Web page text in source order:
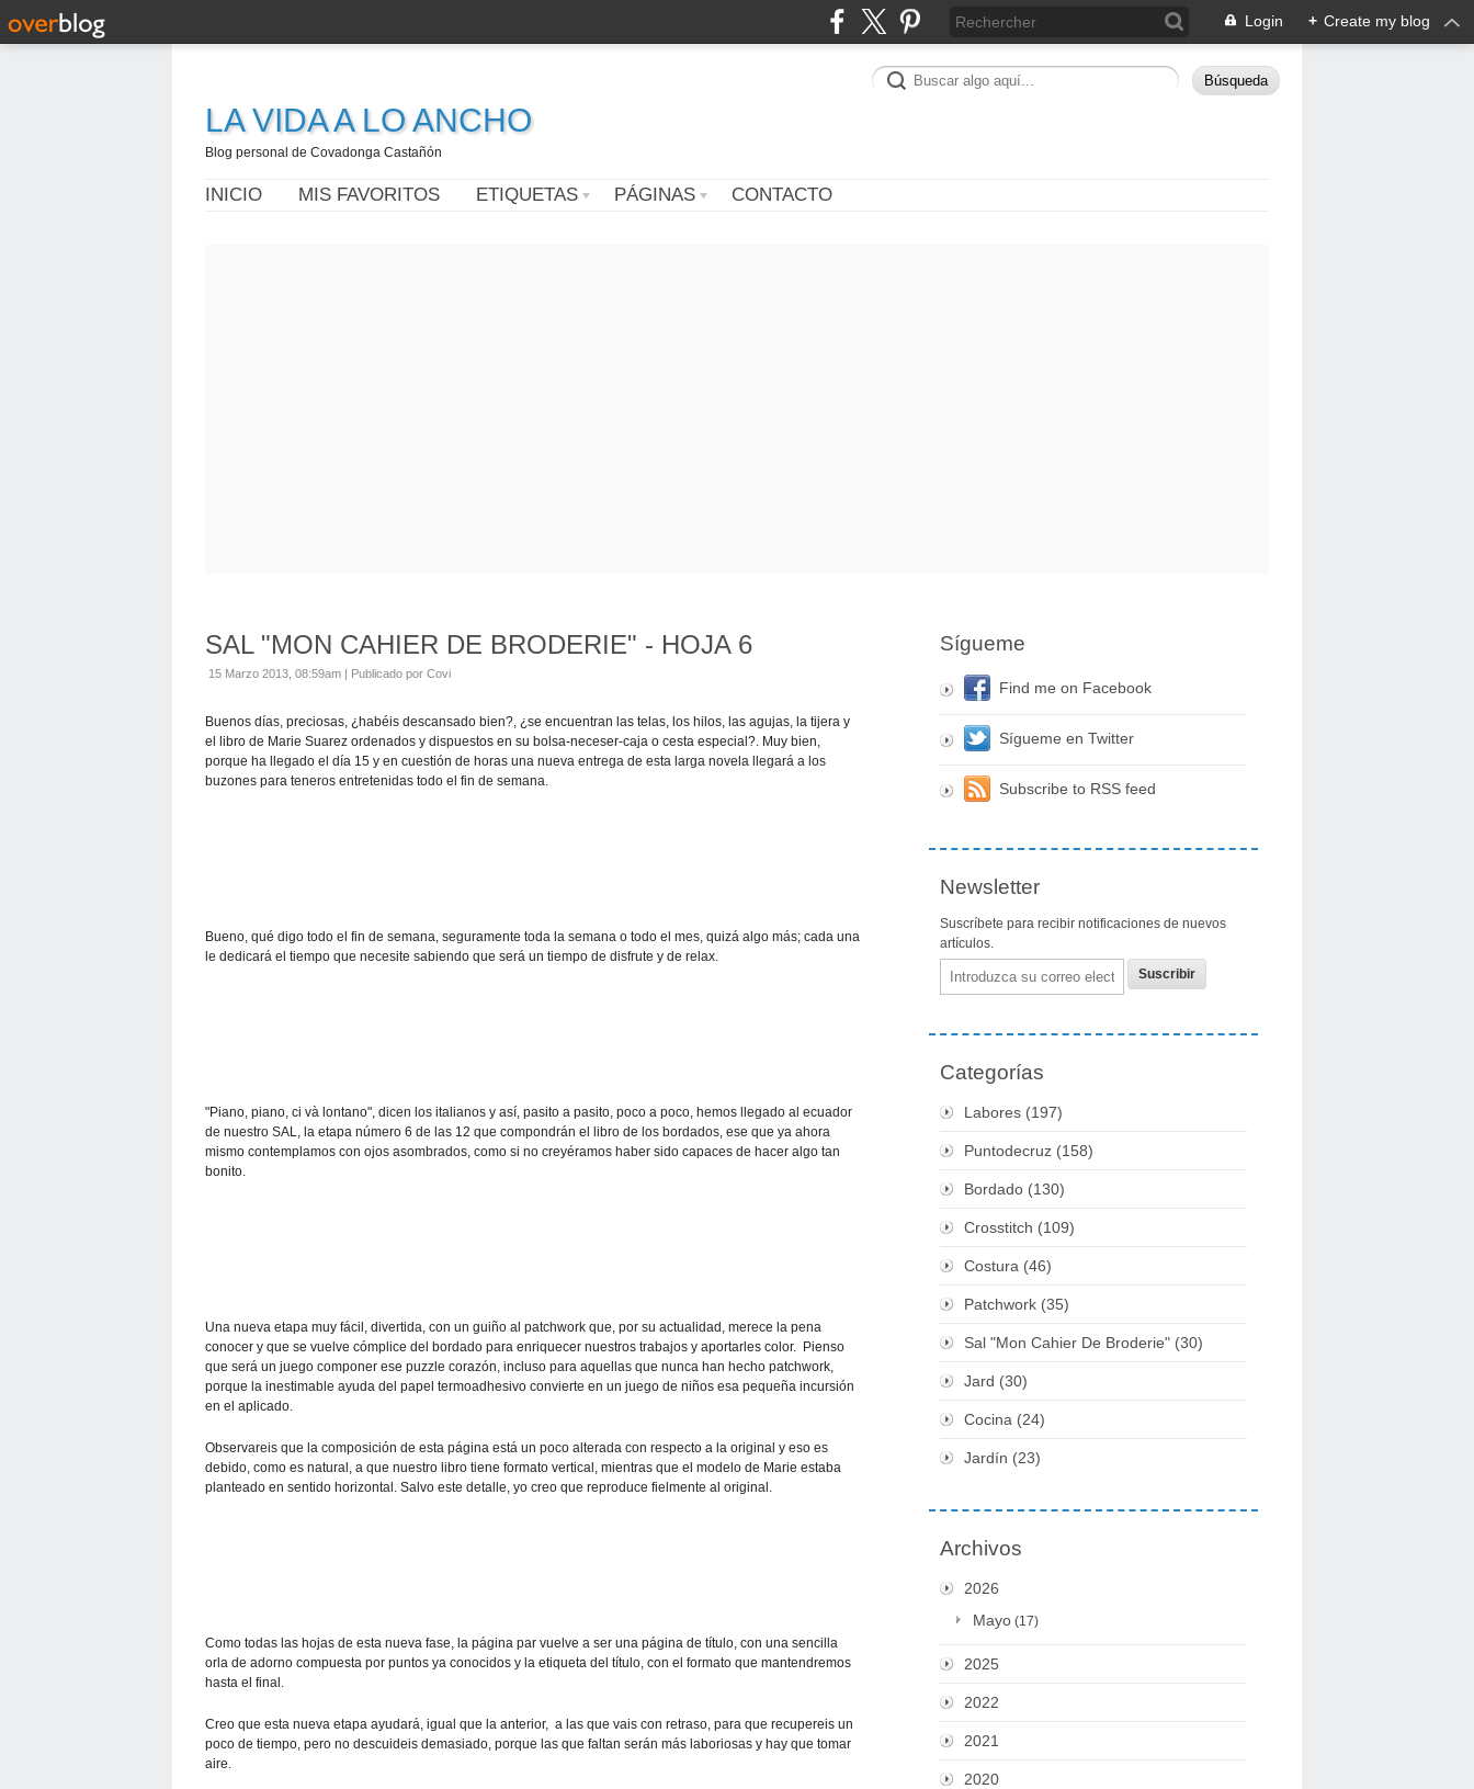
Login + Create my blog
LA VIDA A LO ANCHO
Blog personal de Covadonga Castañón
INICIO MIS FAVORITOS ETIQUETAS PÁGINAS CONTACTO
SAL "MON CAHIER DE BRODERIE" - HOJA 6
15 Marzo 2013, 08:59am | Publicado por Covi
Buenos días, preciosas, ¿habéis descansado bien?, ¿se encuentran las telas, los hilos, las agujas, la tijera y
el libro de Marie Suarez ordenados y dispuestos en su bolsa-neceser-caja o cesta especial?. Muy bien,
porque ha llegado el día 15 y en cuestión de horas una nueva entrega de esta larga novela llegará a los
buzones para teneros entretenidas todo el fin de semana.
Bueno, qué digo todo el fin de semana, seguramente toda la semana o todo el mes, quizá algo más; cada una
le dedicará el tiempo que necesite sabiendo que será un tiempo de disfrute y de relax.
"Piano, piano, ci và lontano", dicen los italianos y así, pasito a pasito, poco a poco, hemos llegado al ecuador
de nuestro SAL, la etapa número 6 de las 12 que compondrán el libro de los bordados, ese que ya ahora
mismo contemplamos con ojos asombrados, como si no creyéramos haber sido capaces de hacer algo tan
bonito.
Una nueva etapa muy fácil, divertida, con un guiño al patchwork que, por su actualidad, merece la pena
conocer y que se vuelve cómplice del bordado para enriquecer nuestros trabajos y aportarles color. Pienso
que será un juego componer ese puzzle corazón, incluso para aquellas que nunca han hecho patchwork,
porque la inestimable ayuda del papel termoadhesivo convierte en un juego de niños esa pequeña incursión
en el aplicado.
Observareis que la composición de esta página está un poco alterada con respecto a la original y eso es
debido, como es natural, a que nuestro libro tiene formato vertical, mientras que el modelo de Marie estaba
planteado en sentido horizontal. Salvo este detalle, yo creo que reproduce fielmente al original.
Como todas las hojas de esta nueva fase, la página par vuelve a ser una página de título, con una sencilla
orla de adorno compuesta por puntos ya conocidos y la etiqueta del título, con el formato que mantendremos
hasta el final.
Creo que esta nueva etapa ayudará, igual que la anterior, a las que vais con retraso, para que recupereis un
poco de tiempo, pero no descuideis demasiado, porque las que faltan serán más laboriosas y hay que tomar
aire.
Sígueme
Find me on Facebook
Sígueme en Twitter
Subscribe to RSS feed
Newsletter
Suscríbete para recibir notificaciones de nuevos
artículos.
Email
Categorías
Labores (197)
Puntodecruz (158)
Bordado (130)
Crosstitch (109)
Costura (46)
Patchwork (35)
Sal "mon Cahier De Broderie" (30)
Jard (30)
Cocina (24)
Jardín (23)
Archivos
2026
Mayo (17)
2025
2022
2021
2020